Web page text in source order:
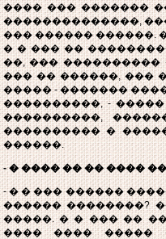
���� ��� �������
��������������,
��� ������ ������.
� � ��� ��
��, ���
��� �� ������, ���
����� - �������
����������, -
����������,
���������� �
������.
- � ���� �� �� ����
- � � ��� ������
������ ��������?
�����. � � ��� ��
���� ���� �����